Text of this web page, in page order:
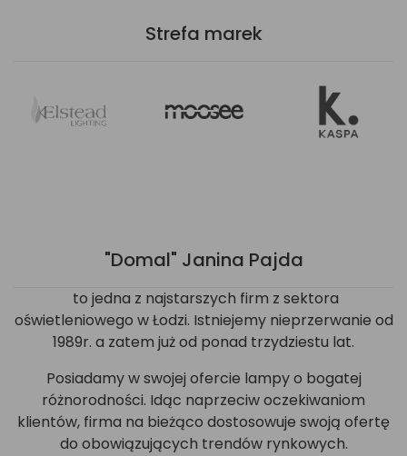
Strefa marek
"Domal" Janina Pajda
to jedna z najstarszych firm z sektora
oświetleniowego w Łodzi. Istniejemy nieprzerwanie od
1989r. a zatem już od ponad trzydziestu lat.
Posiadamy w swojej ofercie lampy o bogatej
różnorodności. Idąc naprzeciw oczekiwaniom
klientów, firma na bieżąco dostosowuje swoją ofertę
do obowiązujących trendów rynkowych.